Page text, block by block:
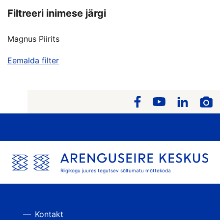
Filtreeri inimese järgi
Magnus Piirits
Eemalda filter
Riigikogu juures tegutsev sõltumatu mõttekoda
Kontakt